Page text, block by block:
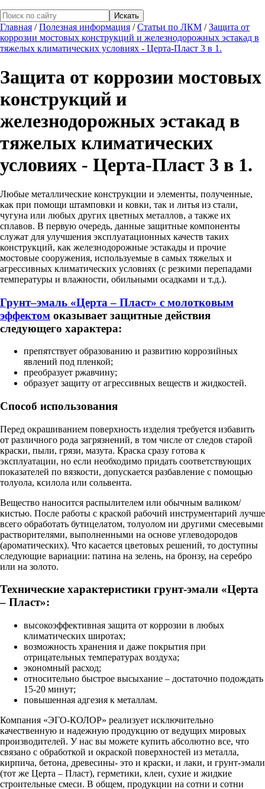
Главная /Полезная информация /Статьи по ЛКМ /Защита от
коррозии мостовых конструкций и железнодорожных эстакад в
тяжелых климатических условиях - Церта-Пласт 3 в 1.
Защита от коррозии мостовых
конструкций и
железнодорожных эстакад в
тяжелых климатических
условиях - Церта-Пласт 3 в 1.
Любые металлические конструкции и элементы, полученные,
как при помощи штамповки и ковки, так и литья из стали,
чугуна или любых других цветных металлов, а также их
сплавов. В первую очередь, данные защитные компоненты
служат для улучшения эксплуатационных качеств таких
конструкций, как железнодорожные эстакады и прочие
мостовые сооружения, используемые в самых тяжелых и
агрессивных климатических условиях (с резкими перепадами
температуры и влажности, обильными осадками и т.д.).
Грунт–эмаль «Церта – Пласт» с молотковым
эффектом оказывает защитные действия
следующего характера:
препятствует образованию и развитию коррозийных
явлений под пленкой;
преобразует ржавчину;
образует защиту от агрессивных веществ и жидкостей.
Способ использования
Перед окрашиванием поверхность изделия требуется избавить
от различного рода загрязнений, в том числе от следов старой
краски, пыли, грязи, мазута. Краска сразу готова к
эксплуатации, но если необходимо придать соответствующих
показателей по вязкости, допускается разбавление с помощью
толуола, ксилола или сольвента.
Вещество наносится распылителем или обычным валиком/
кистью. После работы с краской рабочий инструментарий лучше
всего обработать бутицелатом, толуолом ии другими смесевыми
растворителями, выполненными на основе углеводородов
(ароматических). Что касается цветовых решений, то доступны
следующие вариации: патина на зелень, на бронзу, на серебро
или на золото.
Технические характеристики грунт-эмали «Церта
– Пласт»:
высокоэффективная защита от коррозии в любых
климатических широтах;
возможность хранения и даже покрытия при
отрицательных температурах воздуха;
экономный расход;
относительно быстрое высыхание – достаточно подождать
15-20 минут;
повышенная адгезия к металлам.
Компания «ЭГО-КОЛОР» реализует исключительно
качественную и надежную продукцию от ведущих мировых
производителей. У нас вы можете купить абсолютно все, что
связано с обработкой и окраской поверхностей из металла,
кирпича, бетона, древесины- это и краски, и лаки, и грунт-эмали
(тот же Церта – Пласт), герметики, клеи, сухие и жидкие
строительные смеси. В общем, продукции на сотни и сотни